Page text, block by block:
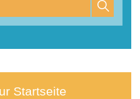
Startseite